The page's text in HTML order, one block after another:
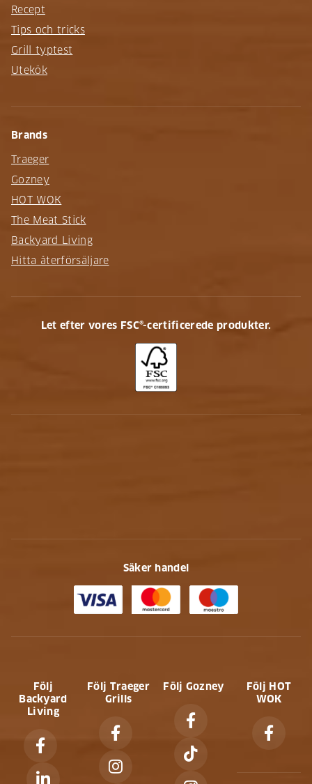
Recept
Tips och tricks
Grill typtest
Utekök
Brands
Traeger
Gozney
HOT WOK
The Meat Stick
Backyard Living
Hitta återförsäljare
Let efter vores FSC®-certificerede produkter.
Säker handel
Följ
Backyard
Living
Följ Traeger
Grills
Följ Gozney
Följ HOT
WOK